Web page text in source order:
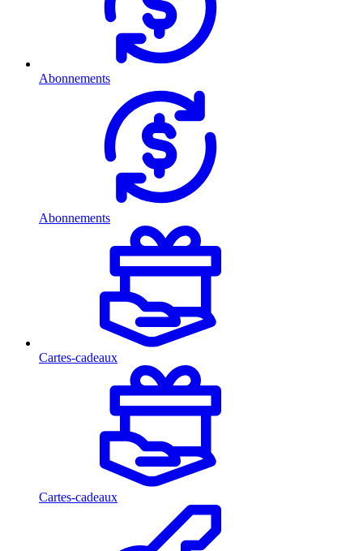
Abonnements
Abonnements
Cartes-cadeaux
Cartes-cadeaux